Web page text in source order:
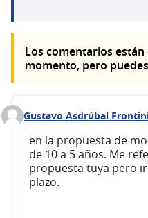
Los comentarios
momento, pero
Comentario 133 (responder
Gustavo Asdrúbal
en la propuesta de
de 10 a 5 años. Me
propuesta tuya pero
plazo.